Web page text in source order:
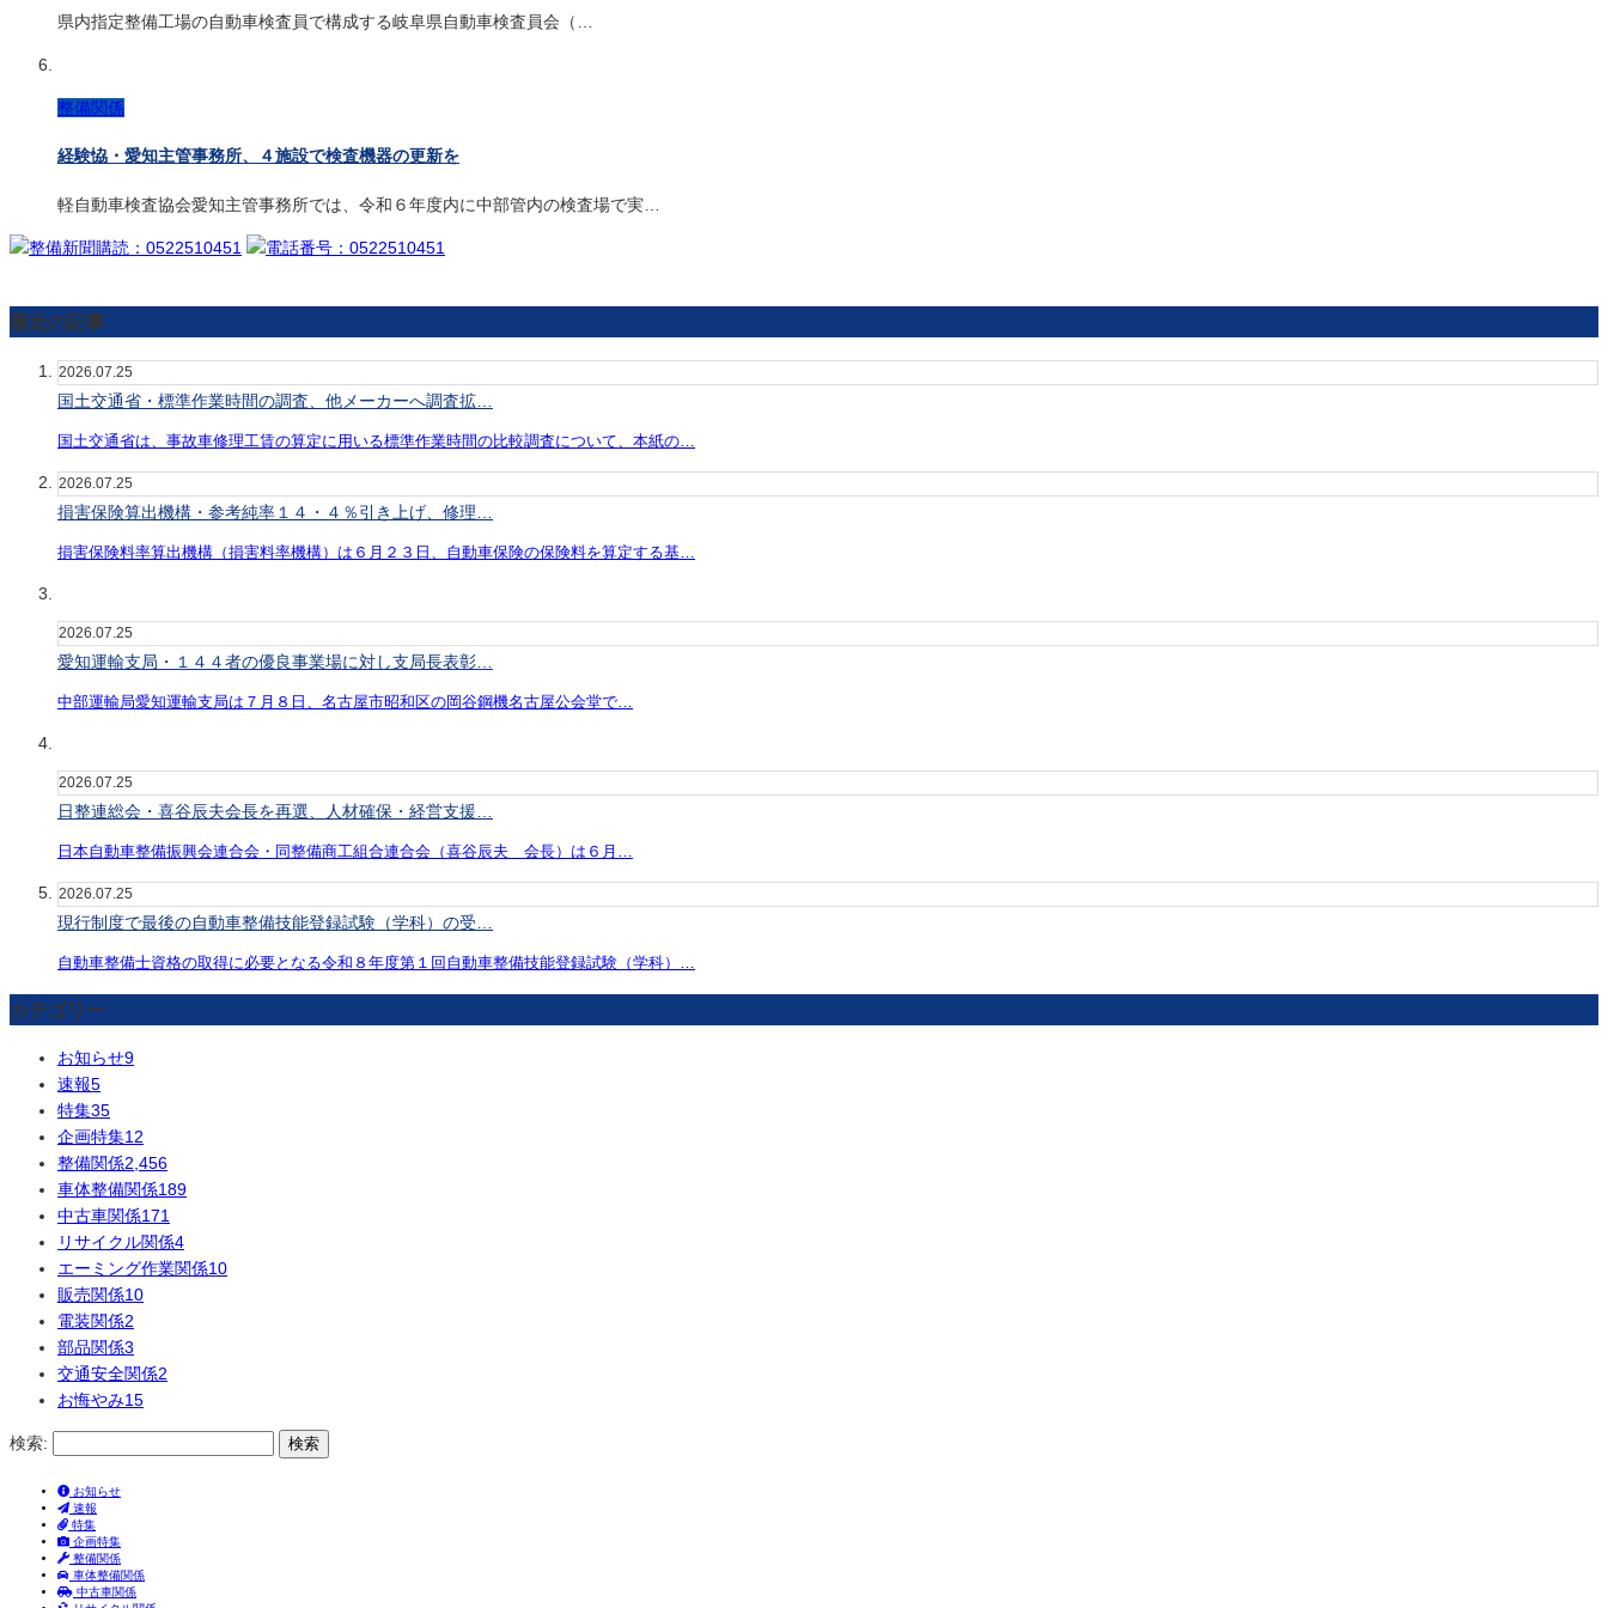
県内指定整備工場の自動車検査員で構成する岐阜県自動車検査員会（…
整備関係
経験恊・愛知主管事務所、４施設で検査機器の更新を
軽自動車検査協会愛知主管事務所では、令和６年度内に中部管内の検査場で実…
最近の記事
2026.07.25
国土交通省・標準作業時間の調査、他メーカーへ調査拡…
国土交通省は、事故車修理工賃の算定に用いる標準作業時間の比較調査について、本紙の…
2026.07.25
損害保険算出機構・参考純率１４・４％引き上げ、修理…
損害保険料率算出機構（損害料率機構）は６月２３日、自動車保険の保険料を算定する基…
2026.07.25
愛知運輸支局・１４４者の優良事業場に対し支局長表彰…
中部運輸局愛知運輸支局は７月８日、名古屋市昭和区の岡谷鋼機名古屋公会堂で…
2026.07.25
日整連総会・喜谷辰夫会長を再選、人材確保・経営支援…
日本自動車整備振興会連合会・同整備商工組合連合会（喜谷辰夫 会長）は６月…
2026.07.25
現行制度で最後の自動車整備技能登録試験（学科）の受…
自動車整備士資格の取得に必要となる令和８年度第１回自動車整備技能登録試験（学科）…
カテゴリー
お知らせ9
速報5
特集35
企画特集12
整備関係2,456
車体整備関係189
中古車関係171
リサイクル関係4
エーミング作業関係10
販売関係10
電装関係2
部品関係3
交通安全関係2
お悔やみ15
検索:
お知らせ
速報
特集
企画特集
整備関係
車体整備関係
中古車関係